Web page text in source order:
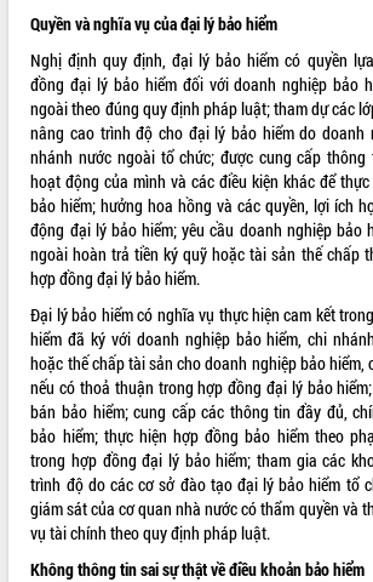
VIDEO
Không có file video nào để phát.
ALBUM ẢNH
Quyền và nghĩa vụ của đại lý bảo hiểm
Nghị định quy định, đại lý bảo hiểm có quyền
đồng đại lý bảo hiểm đối với doanh nghiệp bảo
ngoài theo đúng quy định pháp luật; tham dự các
nâng cao trình độ cho đại lý bảo hiểm do doanh
nhánh nước ngoài tổ chức; được cung cấp
hoạt động của mình và các điều kiện khác để
bảo hiểm; hưởng hoa hồng và các quyền, lợi ích
động đại lý bảo hiểm; yêu cầu doanh nghiệp bảo
ngoài hoàn trả tiền ký quỹ hoặc tài sản thế chấp
hợp đồng đại lý bảo hiểm.
Đại lý bảo hiểm có nghĩa vụ thực hiện cam kết
hiểm đã ký với doanh nghiệp bảo hiểm, chi
hoặc thế chấp tài sản cho doanh nghiệp bảo hiểm,
nếu có thoả thuận trong hợp đồng đại lý bảo
bán bảo hiểm; cung cấp các thông tin đầy đủ,
bảo hiểm; thực hiện hợp đồng bảo hiểm theo
trong hợp đồng đại lý bảo hiểm; tham gia các
trình độ do các cơ sở đào tạo đại lý bảo hiểm tổ
giám sát của cơ quan nhà nước có thẩm quyền và
vụ tài chính theo quy định pháp luật.
Không thông tin sai sự thật về điều khoản bảo hiểm